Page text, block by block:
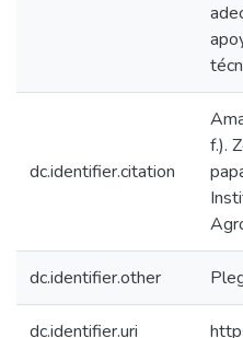
dc.identifier.citation
f.).
dc.identifier.other
dc.identifier.uri